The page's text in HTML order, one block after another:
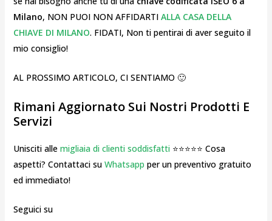
Milano, NON PUOI NON AFFIDARTI ALLA CASA DELLA
CHIAVE DI MILANO. FIDATI, Non ti pentirai di aver seguito il
mio consiglio!
AL PROSSIMO ARTICOLO, CI SENTIAMO 🙂
Rimani Aggiornato Sui Nostri Prodotti E
Servizi
Unisciti alle migliaia di clienti soddisfatti⭐⭐⭐⭐⭐ Cosa
aspetti? Contattaci su Whatsapp per un preventivo gratuito
ed immediato!
Seguici su